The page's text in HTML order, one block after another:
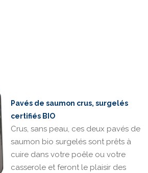
Pavés de saumon crus, surgelés
certifiés BIO
Crus, sans peau, ces deux pavés de
saumon bio surgelés sont prêts à
cuire dans votre poêle ou votre
casserole et feront le plaisir des